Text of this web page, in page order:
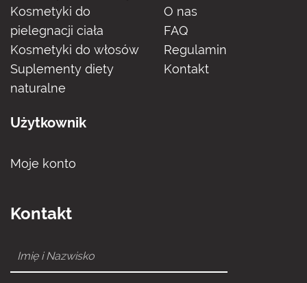
Kosmetyki do
pielegnacji ciała
Kosmetyki do włosów
Suplementy diety
naturalne
O nas
FAQ
Regulamin
Kontakt
Użytkownik
Moje konto
Kontakt